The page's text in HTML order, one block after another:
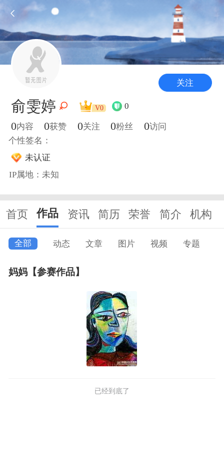
关注
俞雯婷 V0 0
0内容 0获赞 0关注 0粉丝 0访问
个性签名：
未认证
IP属地：未知
首页 作品 资讯 简历 荣誉 简介 机构
全部 动态 文章 图片 视频 专题
妈妈【参赛作品】
已经到底了